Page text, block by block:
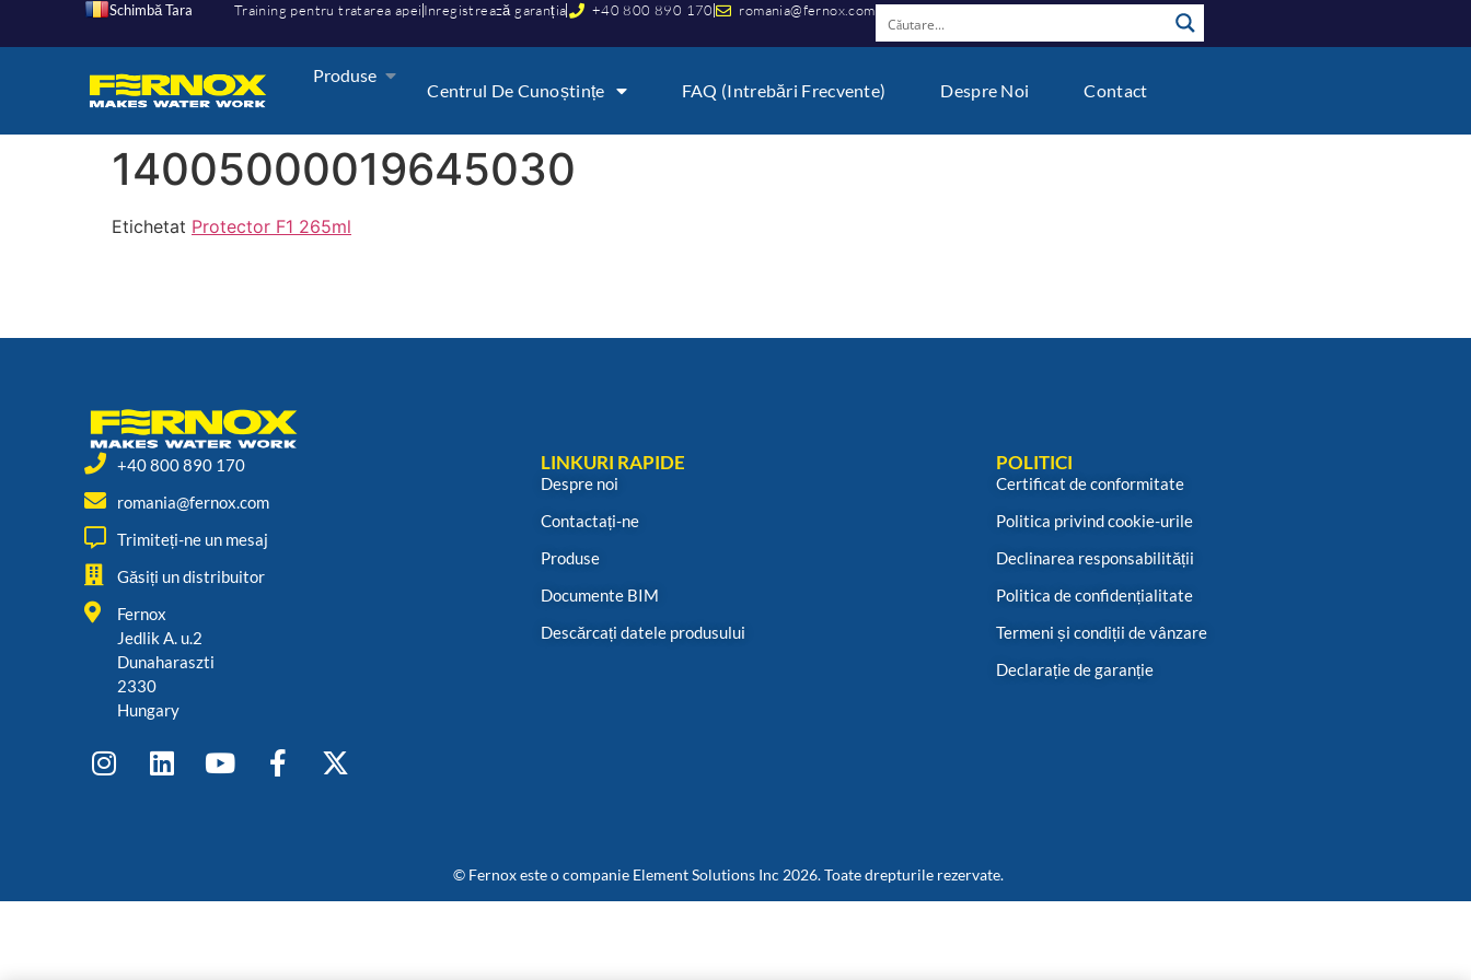
Schimbă Tara Training pentru tratarea apei Inregistrează garanția +40 800 890 170 romania@fernox.com
Produse
Centrul De Cunoștințe FAQ (Intrebări Frecvente) Despre Noi Contact
14005000019645030
Etichetat Protector F1 265ml
+40 800 890 170
romania@fernox.com
Trimiteți-ne un mesaj
Găsiți un distribuitor
Fernox
Jedlik A. u.2
Dunaharaszti
2330
Hungary
LINKURI RAPIDE
Despre noi
Contactați-ne
Produse
Documente BIM
Descărcați datele produsului
POLITICI
Certificat de conformitate
Politica privind cookie-urile
Declinarea responsabilității
Politica de confidențialitate
Termeni și condiții de vânzare
Declarație de garanție
© Fernox este o companie Element Solutions Inc 2026. Toate drepturile rezervate.